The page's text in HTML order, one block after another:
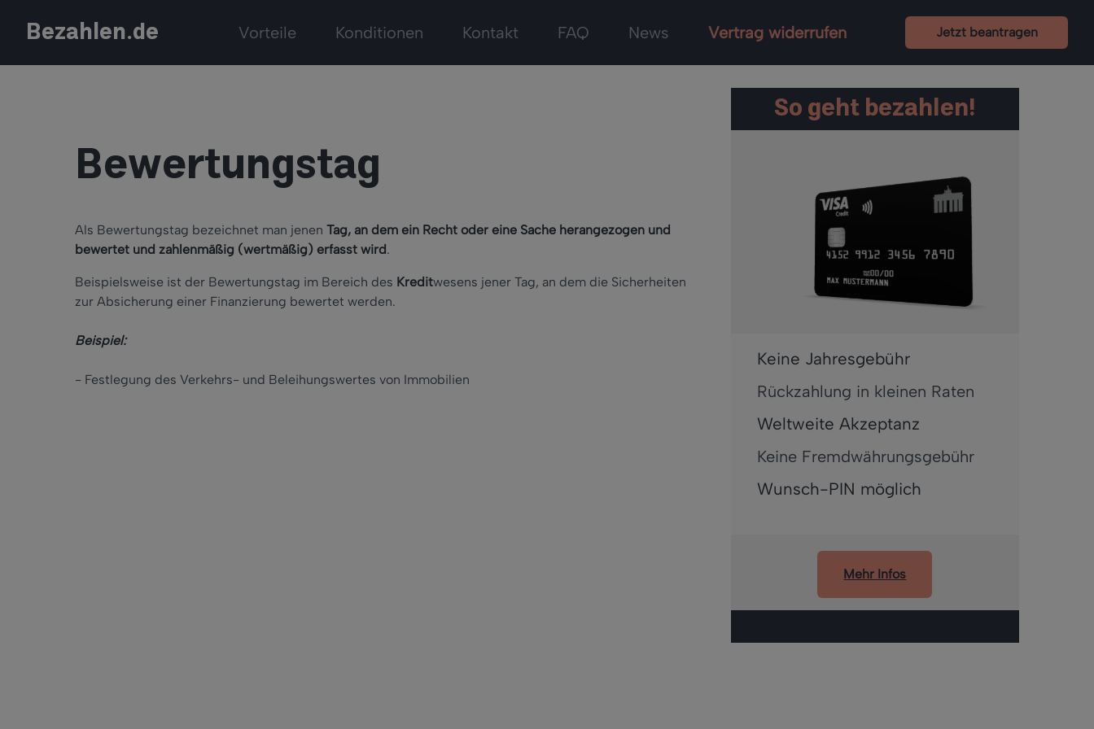
Bezahlen.de Vorteile Konditionen Kontakt FAQ News Vertrag widerrufen Jetzt beantragen
Bewertungstag
Als Bewertungstag bezeichnet man jenen Tag, an dem ein Recht oder eine Sache herangezogen und
bewertet und zahlenmäßig (wertmäßig) erfasst wird.
Beispielsweise ist der Bewertungstag im Bereich des Kreditwesens jener Tag, an dem die Sicherheiten
zur Absicherung einer Finanzierung bewertet werden.
Beispiel:
- Festlegung des Verkehrs- und Beleihungswertes von Immobilien
So geht bezahlen!
Keine Jahresgebühr
Rückzahlung in kleinen Raten
Weltweite Akzeptanz
Keine Fremdwährungsgebühr
Wunsch-PIN möglich
Mehr Infos